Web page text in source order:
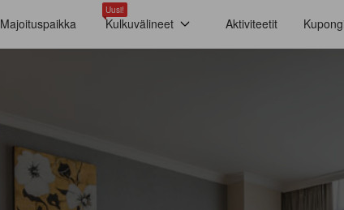
Majoituspaikka
Uusi!
Kulkuvälineet Aktiviteetit